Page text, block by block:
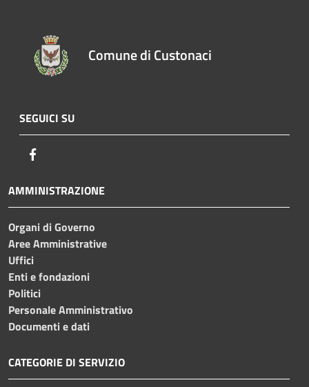
Comune di Custonaci
SEGUICI SU
AMMINISTRAZIONE
Organi di Governo
Aree Amministrative
Uffici
Enti e fondazioni
Politici
Personale Amministrativo
Documenti e dati
CATEGORIE DI SERVIZIO